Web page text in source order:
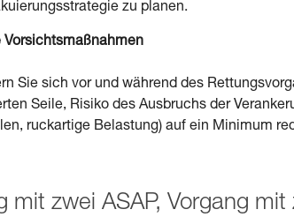
zu planen.
Vorsichtsmaßnahmen
Sie sich vor und während des
Seile, Risiko des Ausbruchs der
ruckartige Belastung) auf ein Minimum
mit zwei ASAP, Vorgang